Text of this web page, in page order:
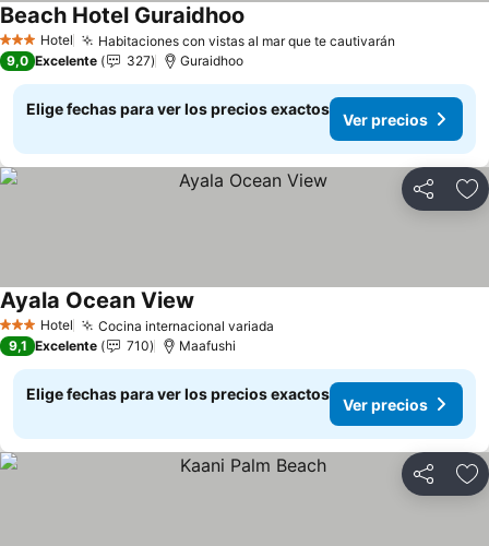
3 Estrellas
Hotel Habitaciones con vistas al mar que te cautivarán
Beach Hotel Guraidhoo
9,0 Excelente 327 Guraidhoo
Elige fechas para ver los precios exactos
Ver precios
Compartir
3 Estrellas
Hotel Cocina internacional variada
Ayala Ocean View
9,1 Excelente 710 Maafushi
Elige fechas para ver los precios exactos
Ver precios
Compartir